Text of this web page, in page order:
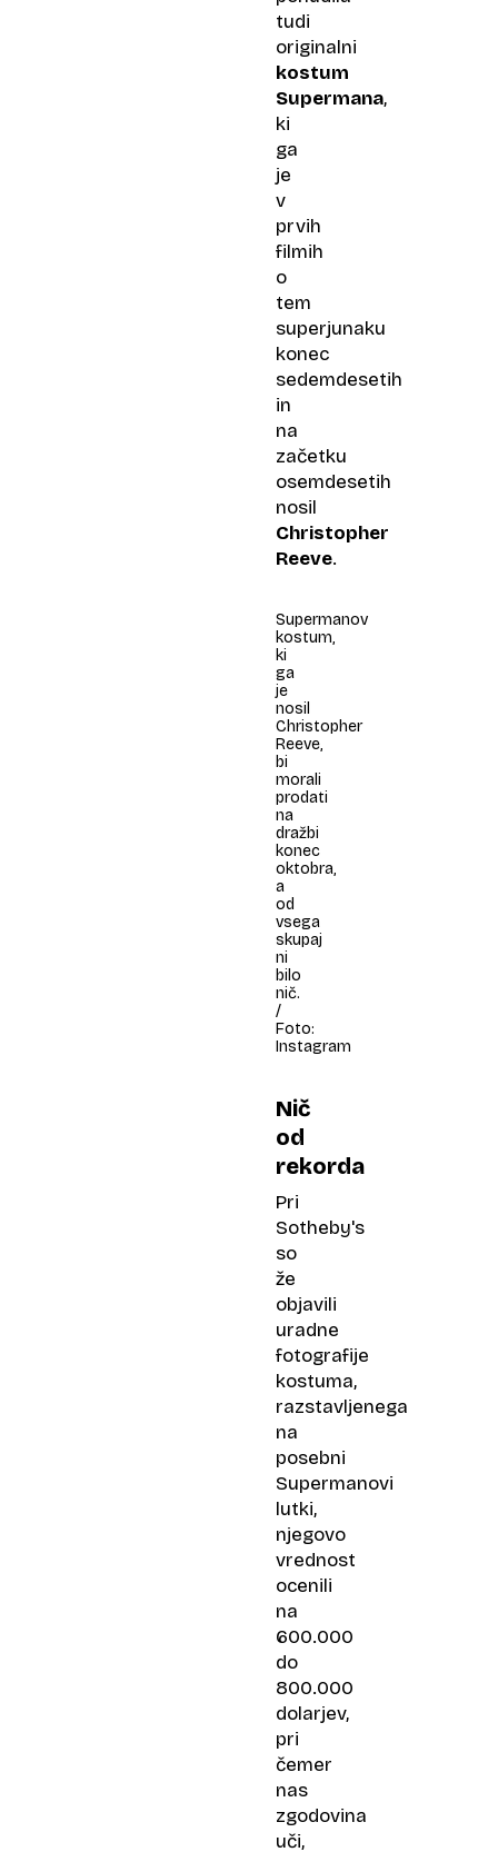
tudi
originalni
kostum
Supermana,
ki
ga
je
v
prvih
filmih
o
tem
superjunaku
konec
sedemdesetih
in
na
začetku
osemdesetih
nosil
Christopher
Reeve.
Supermanov
kostum,
ki
ga
je
nosil
Christopher
Reeve,
bi
morali
prodati
na
dražbi
konec
oktobra,
a
od
vsega
skupaj
ni
bilo
nič.
/
Foto:
Instagram
Nič
od
rekorda
Pri
Sotheby's
so
že
objavili
uradne
fotografije
kostuma,
razstavljenega
na
posebni
Supermanovi
lutki,
njegovo
vrednost
ocenili
na
600.000
do
800.000
dolarjev,
pri
čemer
nas
zgodovina
uči,